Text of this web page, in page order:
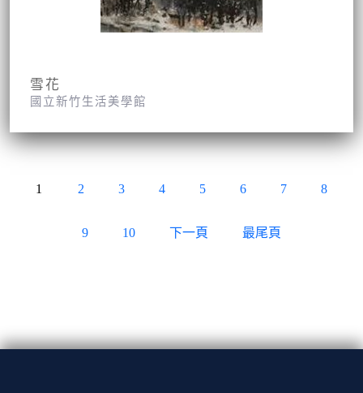
雪花
國立新竹生活美學館
1 2 3 4 5 6 7 8
9 10 下一頁 最尾頁